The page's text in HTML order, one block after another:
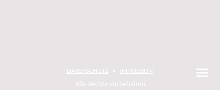
DATENSCHUTZ•
IMPRESSUM
Alle Rechte vorbehalten.